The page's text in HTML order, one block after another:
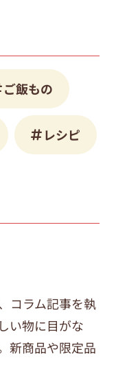
ご飯もの
レシピ
コラム記事を執
い物に目がな
新商品や限定品